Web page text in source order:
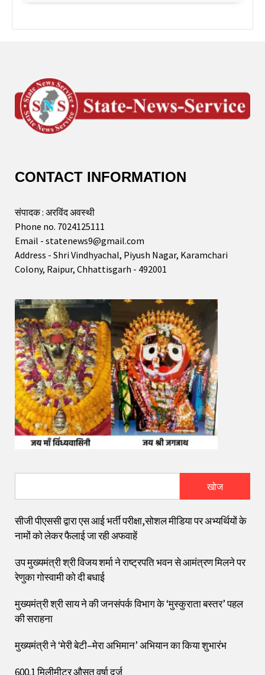
CONTACT INFORMATION
संपादक : अरविंद अवस्थी
Phone no. 7024125111
Email - statenews9@gmail.com
Address - Shri Vindhyachal, Piyush Nagar, Karamchari
Colony, Raipur, Chhattisgarh - 492001
खोज
सीजी पीएससी द्वारा एस आई भर्ती परीक्षा,सोशल मीडिया पर अभ्यर्थियों के
नामों को लेकर फैलाई जा रही अफवाहें
उप मुख्यमंत्री श्री विजय शर्मा ने राष्ट्रपति भवन से आमंत्रण मिलने पर
रेणुका गोस्वामी को दी बधाई
मुख्यमंत्री श्री साय ने की जनसंपर्क विभाग के ‘मुस्कुराता बस्तर’ पहल
की सराहना
मुख्यमंत्री ने ‘मेरी बेटी–मेरा अभिमान’ अभियान का किया शुभारंभ
600.1 मिलीमीटर औसत वर्षा दर्ज